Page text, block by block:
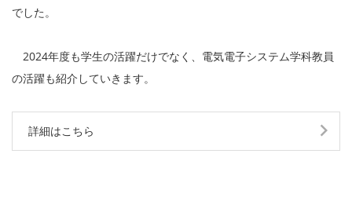
でした。
2024年度も学生の活躍だけでなく、電気電子システム学科教員
の活躍も紹介していきます。
詳細はこちら